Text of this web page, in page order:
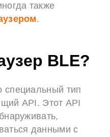
также
.
BLE?
тип
API. Этот API
данными с